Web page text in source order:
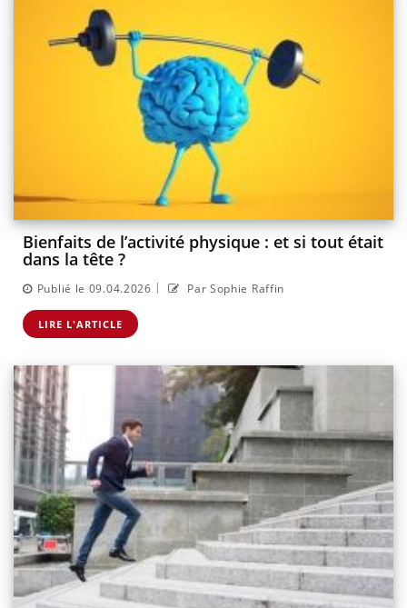
Bienfaits de l’activité physique : et si tout était
dans la tête ?
Publié le 09.04.2026 | Par Sophie Raffin
LIRE L'ARTICLE